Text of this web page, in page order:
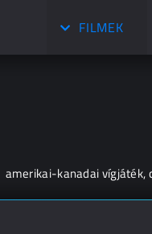
FILMEK
amerikai-kanadai vígjáték,